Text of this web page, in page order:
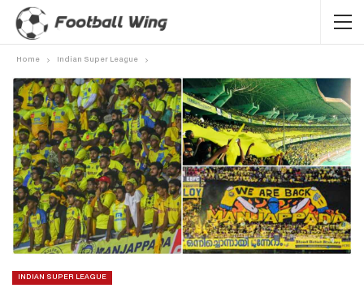
Home Indian Super League
INDIAN SUPER LEAGUE